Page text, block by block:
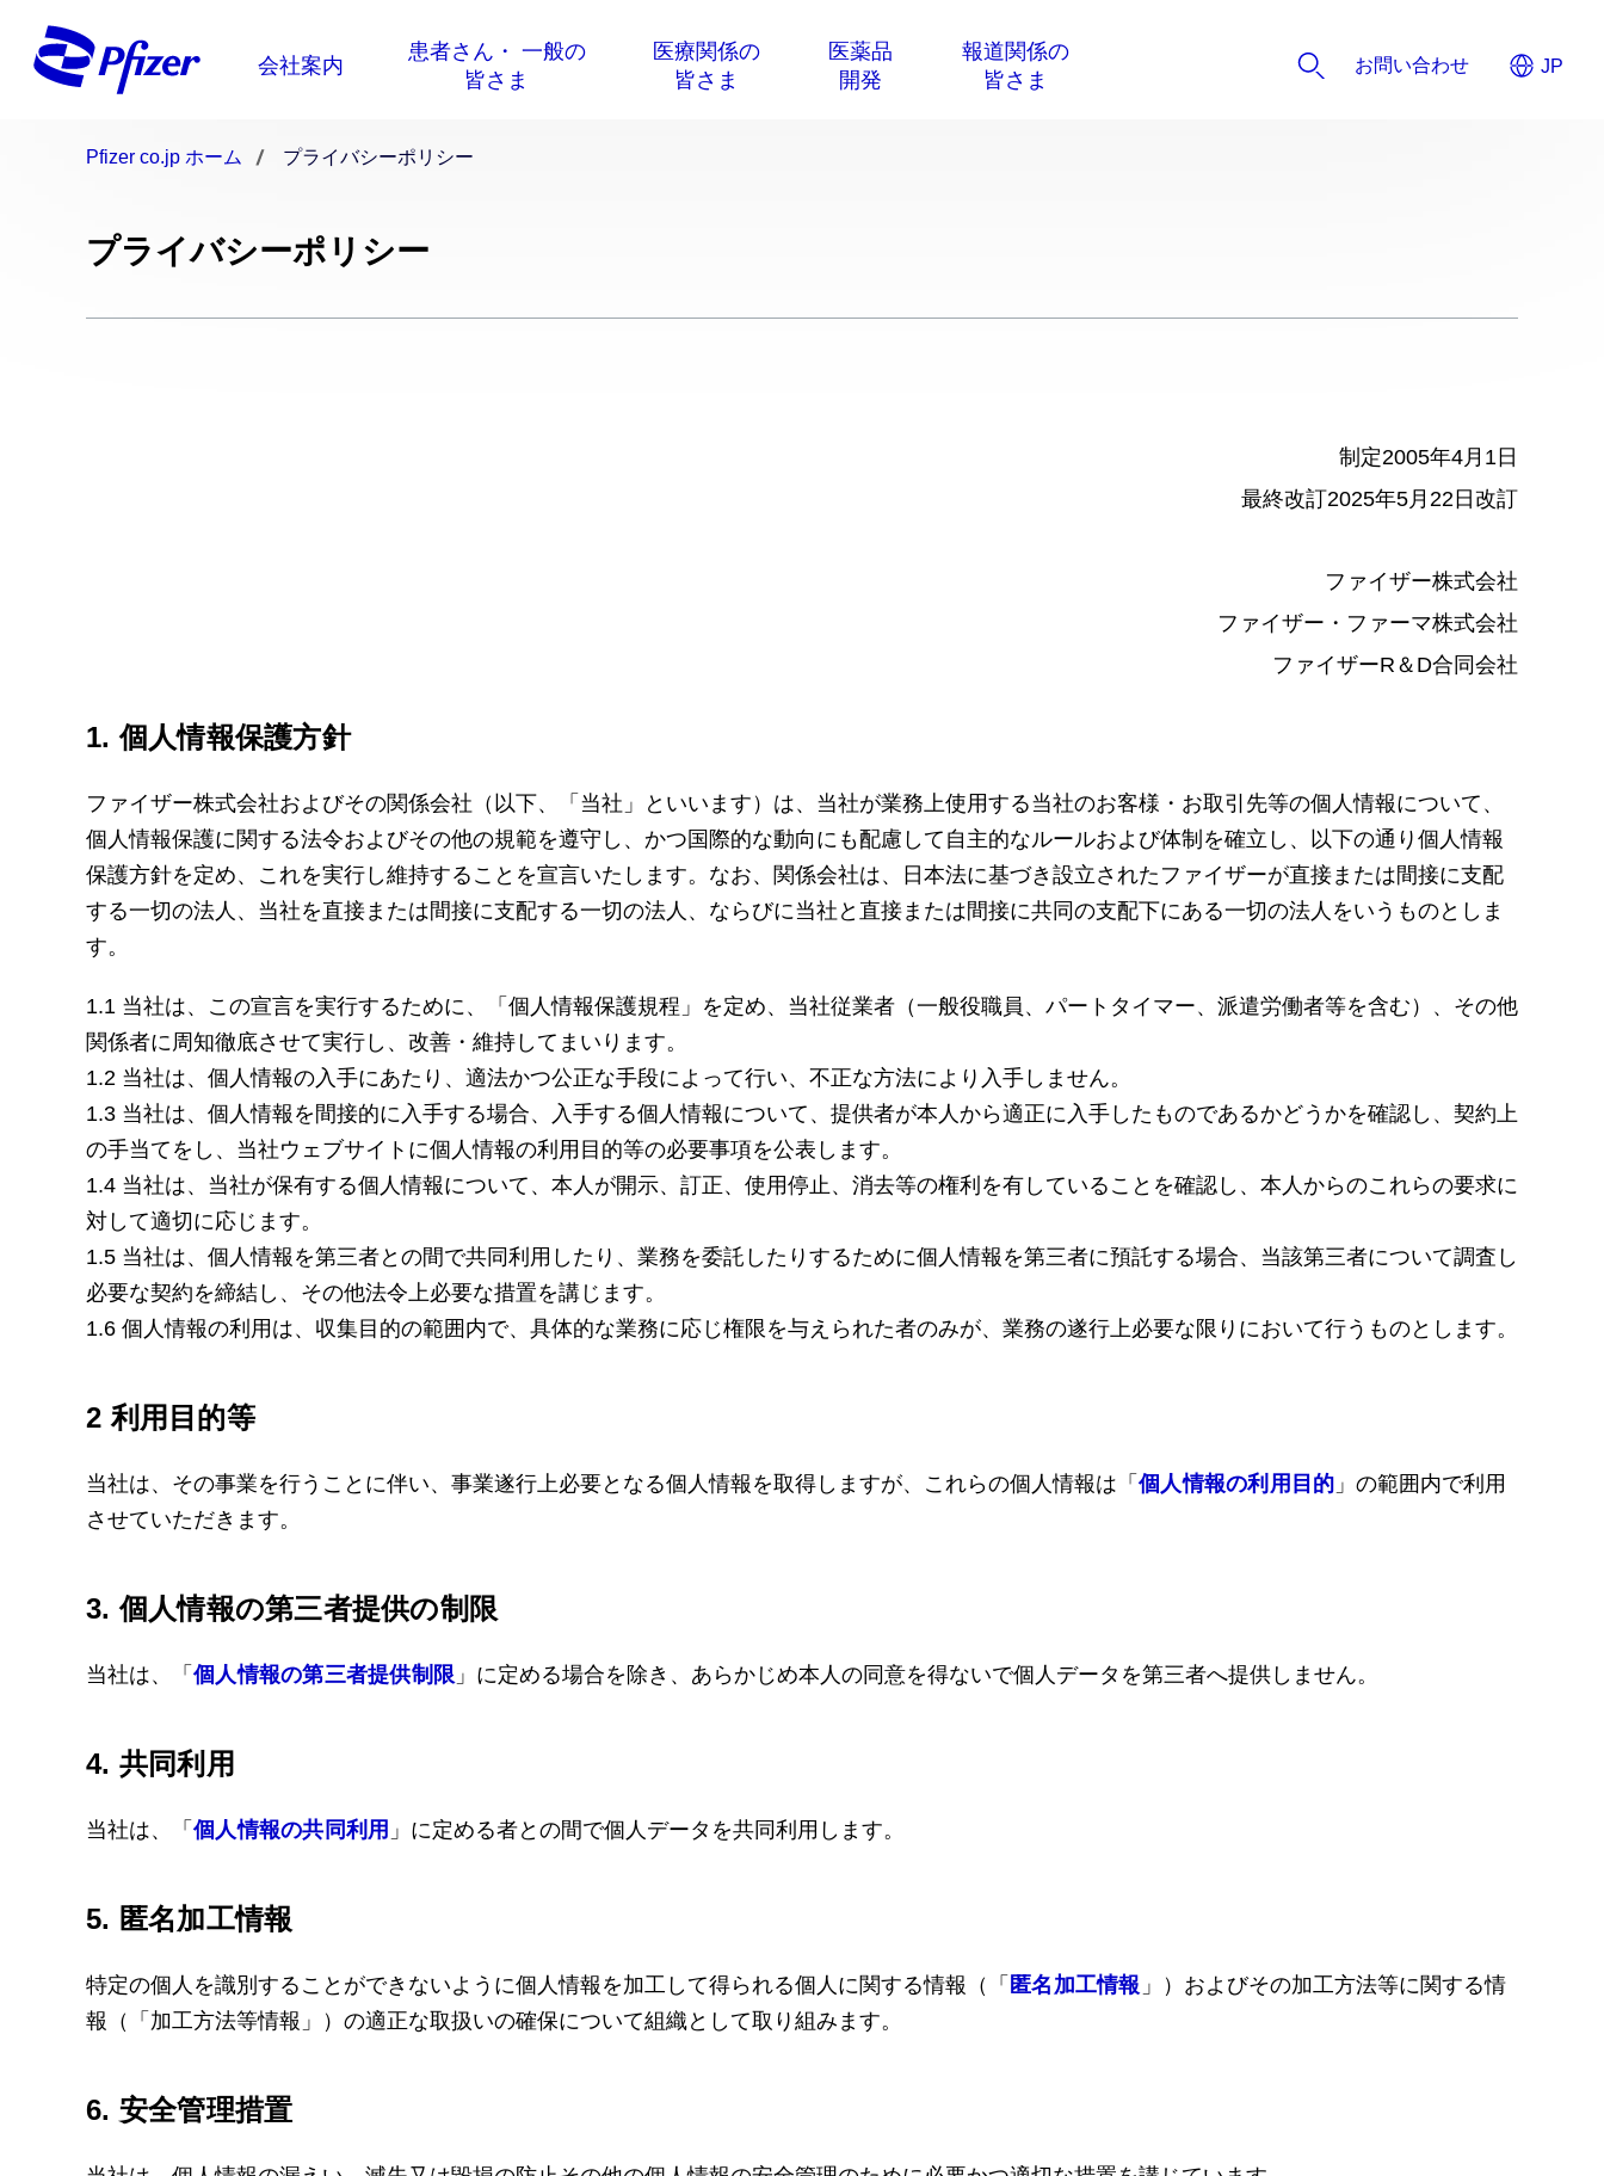
お問い合わせ
Pfizer co.jp ホーム プライバシーポリシー
プライバシーポリシー
制定2005年4月1日
最終改訂2025年5月22日改訂
ファイザー株式会社
ファイザー・ファーマ株式会社
ファイザーR＆D合同会社
1. 個人情報保護方針
ファイザー株式会社およびその関係会社（以下、「当社」といいます）は、当社が業務上使用する当社のお客様・お取引先等の個人情報について、
個人情報保護に関する法令およびその他の規範を遵守し、かつ国際的な動向にも配慮して自主的なルールおよび体制を確立し、以下の通り個人情報
保護方針を定め、これを実行し維持することを宣言いたします。なお、関係会社は、日本法に基づき設立されたファイザーが直接または間接に支配
する一切の法人、当社を直接または間接に支配する一切の法人、ならびに当社と直接または間接に共同の支配下にある一切の法人をいうものとしま
す。
1.1 当社は、この宣言を実行するために、「個人情報保護規程」を定め、当社従業者（一般役職員、パートタイマー、派遣労働者等を含む）、その他
関係者に周知徹底させて実行し、改善・維持してまいります。
1.2 当社は、個人情報の入手にあたり、適法かつ公正な手段によって行い、不正な方法により入手しません。
1.3 当社は、個人情報を間接的に入手する場合、入手する個人情報について、提供者が本人から適正に入手したものであるかどうかを確認し、契約上
の手当てをし、当社ウェブサイトに個人情報の利用目的等の必要事項を公表します。
1.4 当社は、当社が保有する個人情報について、本人が開示、訂正、使用停止、消去等の権利を有していることを確認し、本人からのこれらの要求に
対して適切に応じます。
1.5 当社は、個人情報を第三者との間で共同利用したり、業務を委託したりするために個人情報を第三者に預託する場合、当該第三者について調査し
必要な契約を締結し、その他法令上必要な措置を講じます。
1.6 個人情報の利用は、収集目的の範囲内で、具体的な業務に応じ権限を与えられた者のみが、業務の遂行上必要な限りにおいて行うものとします。
2 利用目的等
当社は、その事業を行うことに伴い、事業遂行上必要となる個人情報を取得しますが、これらの個人情報は「 個人情報の利用目的 」の範囲内で利用
させていただきます。
3. 個人情報の第三者提供の制限
当社は、「 個人情報の第三者提供制限 」に定める場合を除き、あらかじめ本人の同意を得ないで個人データを第三者へ提供しません。
4. 共同利用
当社は、「 個人情報の共同利用 」に定める者との間で個人データを共同利用します。
5. 匿名加工情報
特定の個人を識別することができないように個人情報を加工して得られる個人に関する情報（「 匿名加工情報 」）およびその加工方法等に関する情
報（「加工方法等情報」）の適正な取扱いの確保について組織として取り組みます。
6. 安全管理措置